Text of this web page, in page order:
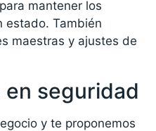
mantener los
estado. También
maestras y ajustes de
seguridad
y te proponemos